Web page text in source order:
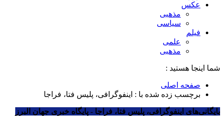
عکس
مذهبی
سیاسی
فیلم
علمی
مذهبی
شما اینجا هستید :
صفحه اصلی
برچسب زده شده با : اینفوگرافی، پلیس فتا، فراجا
بایگانی‌های اینفوگرافی، پلیس فتا، فراجا - پایگاه خبری جهان البرز